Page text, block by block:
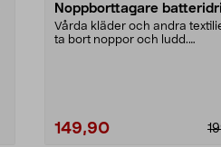
Noppborttagare
Vårda kläder och andra
ta bort noppor och ludd.
149,90